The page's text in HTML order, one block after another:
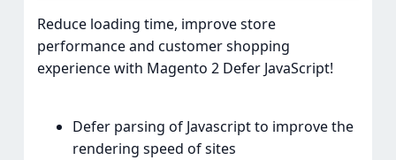
Reduce loading time, improve store
performance and customer shopping
experience with Magento 2 Defer JavaScript!
Defer parsing of Javascript to improve the
rendering speed of sites